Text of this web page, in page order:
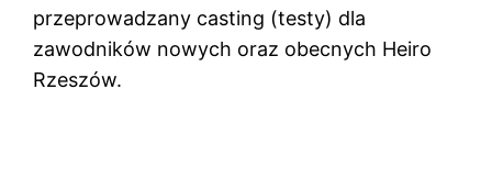
przeprowadzany casting (testy) dla
zawodników nowych oraz obecnych Heiro
Rzeszów.